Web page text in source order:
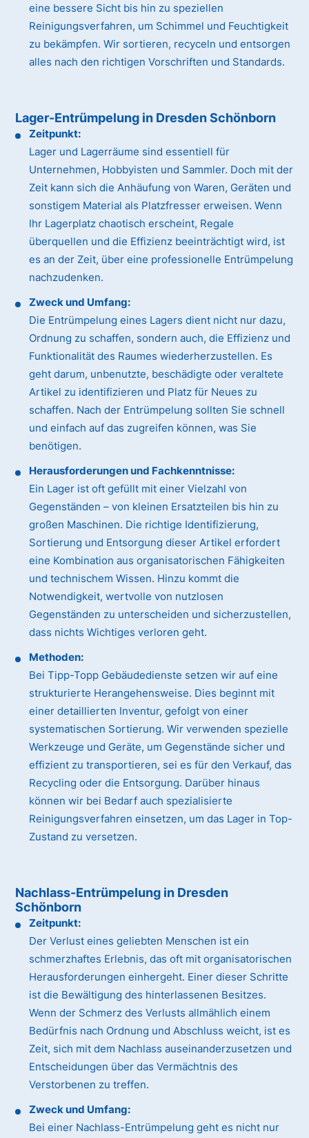
eine bessere Sicht bis hin zu speziellen
Reinigungsverfahren, um Schimmel und Feuchtigkeit
zu bekämpfen. Wir sortieren, recyceln und entsorgen
alles nach den richtigen Vorschriften und Standards.
Lager-Entrümpelung in Dresden Schönborn
Zeitpunkt:
Lager und Lagerräume sind essentiell für
Unternehmen, Hobbyisten und Sammler. Doch mit der
Zeit kann sich die Anhäufung von Waren, Geräten und
sonstigem Material als Platzfresser erweisen. Wenn
Ihr Lagerplatz chaotisch erscheint, Regale
überquellen und die Effizienz beeinträchtigt wird, ist
es an der Zeit, über eine professionelle Entrümpelung
nachzudenken.
Zweck und Umfang:
Die Entrümpelung eines Lagers dient nicht nur dazu,
Ordnung zu schaffen, sondern auch, die Effizienz und
Funktionalität des Raumes wiederherzustellen. Es
geht darum, unbenutzte, beschädigte oder veraltete
Artikel zu identifizieren und Platz für Neues zu
schaffen. Nach der Entrümpelung sollten Sie schnell
und einfach auf das zugreifen können, was Sie
benötigen.
Herausforderungen und Fachkenntnisse:
Ein Lager ist oft gefüllt mit einer Vielzahl von
Gegenständen – von kleinen Ersatzteilen bis hin zu
großen Maschinen. Die richtige Identifizierung,
Sortierung und Entsorgung dieser Artikel erfordert
eine Kombination aus organisatorischen Fähigkeiten
und technischem Wissen. Hinzu kommt die
Notwendigkeit, wertvolle von nutzlosen
Gegenständen zu unterscheiden und sicherzustellen,
dass nichts Wichtiges verloren geht.
Methoden:
Bei Tipp-Topp Gebäudedienste setzen wir auf eine
strukturierte Herangehensweise. Dies beginnt mit
einer detaillierten Inventur, gefolgt von einer
systematischen Sortierung. Wir verwenden spezielle
Werkzeuge und Geräte, um Gegenstände sicher und
effizient zu transportieren, sei es für den Verkauf, das
Recycling oder die Entsorgung. Darüber hinaus
können wir bei Bedarf auch spezialisierte
Reinigungsverfahren einsetzen, um das Lager in Top-
Zustand zu versetzen.
Nachlass-Entrümpelung in Dresden
Schönborn
Zeitpunkt:
Der Verlust eines geliebten Menschen ist ein
schmerzhaftes Erlebnis, das oft mit organisatorischen
Herausforderungen einhergeht. Einer dieser Schritte
ist die Bewältigung des hinterlassenen Besitzes.
Wenn der Schmerz des Verlusts allmählich einem
Bedürfnis nach Ordnung und Abschluss weicht, ist es
Zeit, sich mit dem Nachlass auseinanderzusetzen und
Entscheidungen über das Vermächtnis des
Verstorbenen zu treffen.
Zweck und Umfang:
Bei einer Nachlass-Entrümpelung geht es nicht nur